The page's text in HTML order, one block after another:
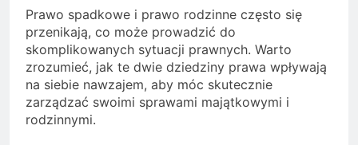
Prawo spadkowe i prawo rodzinne często się
przenikają, co może prowadzić do
skomplikowanych sytuacji prawnych. Warto
zrozumieć, jak te dwie dziedziny prawa wpływają
na siebie nawzajem, aby móc skutecznie
zarządzać swoimi sprawami majątkowymi i
rodzinnymi.